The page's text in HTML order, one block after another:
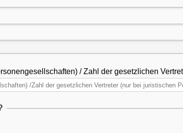
/ Zahl der gesetzlichen